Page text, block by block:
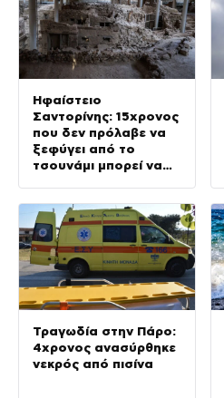
Ηφαίστειο
Σαντορίνης: 15χρονος
που δεν πρόλαβε να
ξεφύγει από το
τσουνάμι μπορεί να
προϊστορικής έκρηξης
Τραγωδία στην Πάρο:
4χρονος ανασύρθηκε
νεκρός από πισίνα